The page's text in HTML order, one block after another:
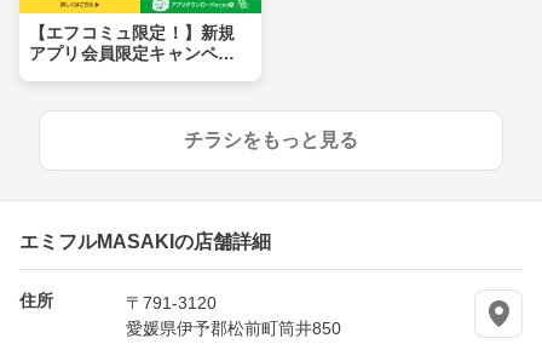
【エフコミュ限定！】新規
アプリ会員限定キャンペー
チラシをもっと見る
エミフルMASAKIの店舗詳細
住所
〒791-3120
愛媛県伊予郡松前町筒井850